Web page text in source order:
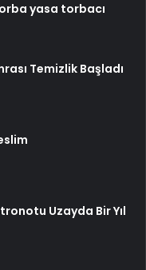
yasa torbacı
Temizlik Başladı
Uzayda Bir Yıl